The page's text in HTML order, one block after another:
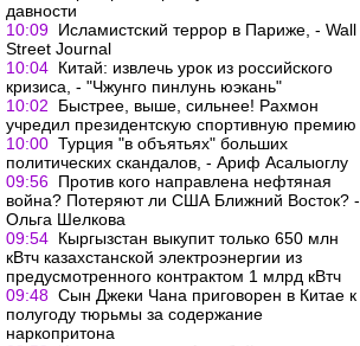
давности
10:09 Исламистский террор в Париже, - Wall
Street Journal
10:04 Китай: извлечь урок из российского
кризиса, - "Чжунго пинлунь юэкань"
10:02
Быстрее, выше, сильнее! Рахмон
учредил президентскую спортивную премию
10:00 Турция "в объятьях" больших
политических скандалов, - Ариф Асалыоглу
09:56 Против кого направлена нефтяная
война? Потеряют ли США Ближний Восток? -
Ольга Шелкова
09:54 Кыргызстан выкупит только 650 млн
кВтч казахстанской электроэнергии из
предусмотренного контрактом 1 млрд кВтч
09:48 Сын Джеки Чана приговорен в Китае к
полугоду тюрьмы за содержание
наркопритона